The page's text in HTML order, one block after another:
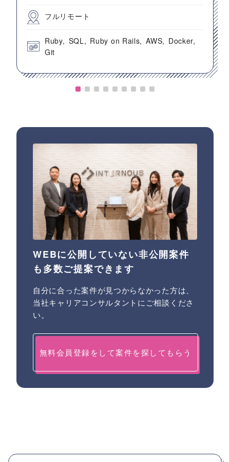
フルリモート
Ruby SQL Ruby on Rails AWS
Docker
Git
WEBに公開していない非公開案件
も多数ご提案できます
自分に合った案件が見つからなかった方は、
当社キャリアコンサルタントにご相談くださ
い。
無料会員登録をして案件を探してもらう